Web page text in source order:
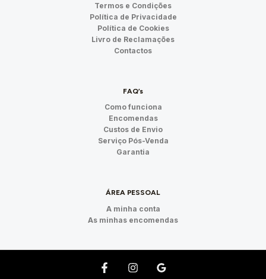
Termos e Condições
Política de Privacidade
Política de Cookies
Livro de Reclamações
Contactos
FAQ’s
Como funciona
Encomendas
Custos de Envio
Serviço Pós-Venda
Garantia
ÁREA PESSOAL
A minha conta
As minhas encomendas